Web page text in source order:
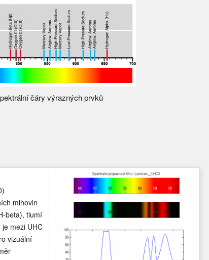
čáry výrazných prvků
mlhovin
beta), tlumí
mezi UHC
vizuální